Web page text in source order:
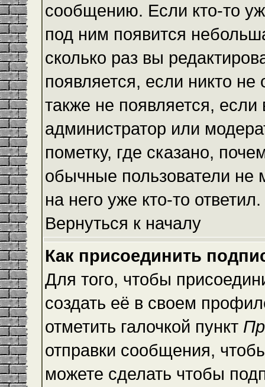
сообщению. Если кто-то
под ним появится
сколько раз вы
появляется, если никто
также не появляется,
администратор или
пометку, где сказано,
обычные пользователи не
на него уже кто-то ответил.
Вернуться к началу
Как присоединить
Для того, чтобы
создать её в своем
отметить галочкой пункт
отправки сообщения,
можете сделать чтобы